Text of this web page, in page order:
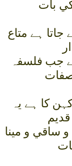
بات
ہے متاع
جب فلسفہ
کا ہے يہ
ساقي و مينا